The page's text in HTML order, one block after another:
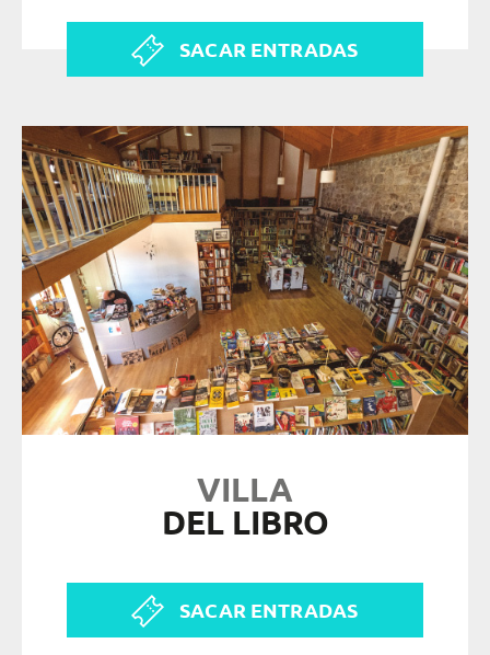
SACAR ENTRADAS
VILLA
DEL LIBRO
SACAR ENTRADAS